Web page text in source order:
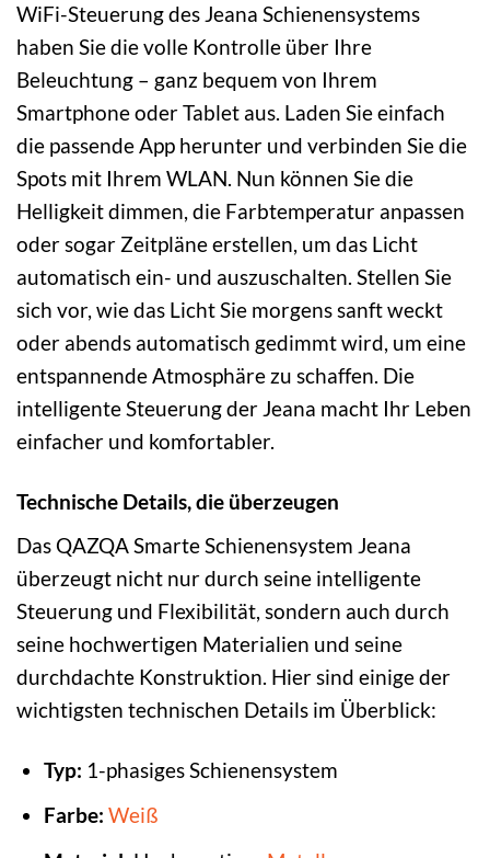
WiFi-Steuerung des Jeana Schienensystems
haben Sie die volle Kontrolle über Ihre
Beleuchtung – ganz bequem von Ihrem
Smartphone oder Tablet aus. Laden Sie einfach
die passende App herunter und verbinden Sie die
Spots mit Ihrem WLAN. Nun können Sie die
Helligkeit dimmen, die Farbtemperatur anpassen
oder sogar Zeitpläne erstellen, um das Licht
automatisch ein- und auszuschalten. Stellen Sie
sich vor, wie das Licht Sie morgens sanft weckt
oder abends automatisch gedimmt wird, um eine
entspannende Atmosphäre zu schaffen. Die
intelligente Steuerung der Jeana macht Ihr Leben
einfacher und komfortabler.
Technische Details, die überzeugen
Das QAZQA Smarte Schienensystem Jeana
überzeugt nicht nur durch seine intelligente
Steuerung und Flexibilität, sondern auch durch
seine hochwertigen Materialien und seine
durchdachte Konstruktion. Hier sind einige der
wichtigsten technischen Details im Überblick:
Typ: 1-phasiges Schienensystem
Farbe: Weiß